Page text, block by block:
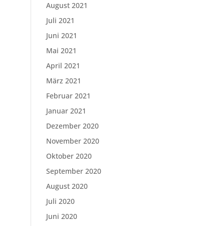
August 2021
Juli 2021
Juni 2021
Mai 2021
April 2021
März 2021
Februar 2021
Januar 2021
Dezember 2020
November 2020
Oktober 2020
September 2020
August 2020
Juli 2020
Juni 2020